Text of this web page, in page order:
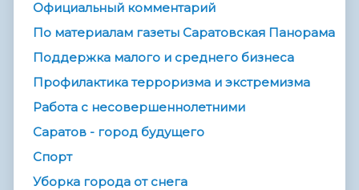
Официальный комментарий
По материалам газеты Саратовская Панорама
Поддержка малого и среднего бизнеса
Профилактика терроризма и экстремизма
Работа с несовершеннолетними
Саратов - город будущего
Спорт
Уборка города от снега